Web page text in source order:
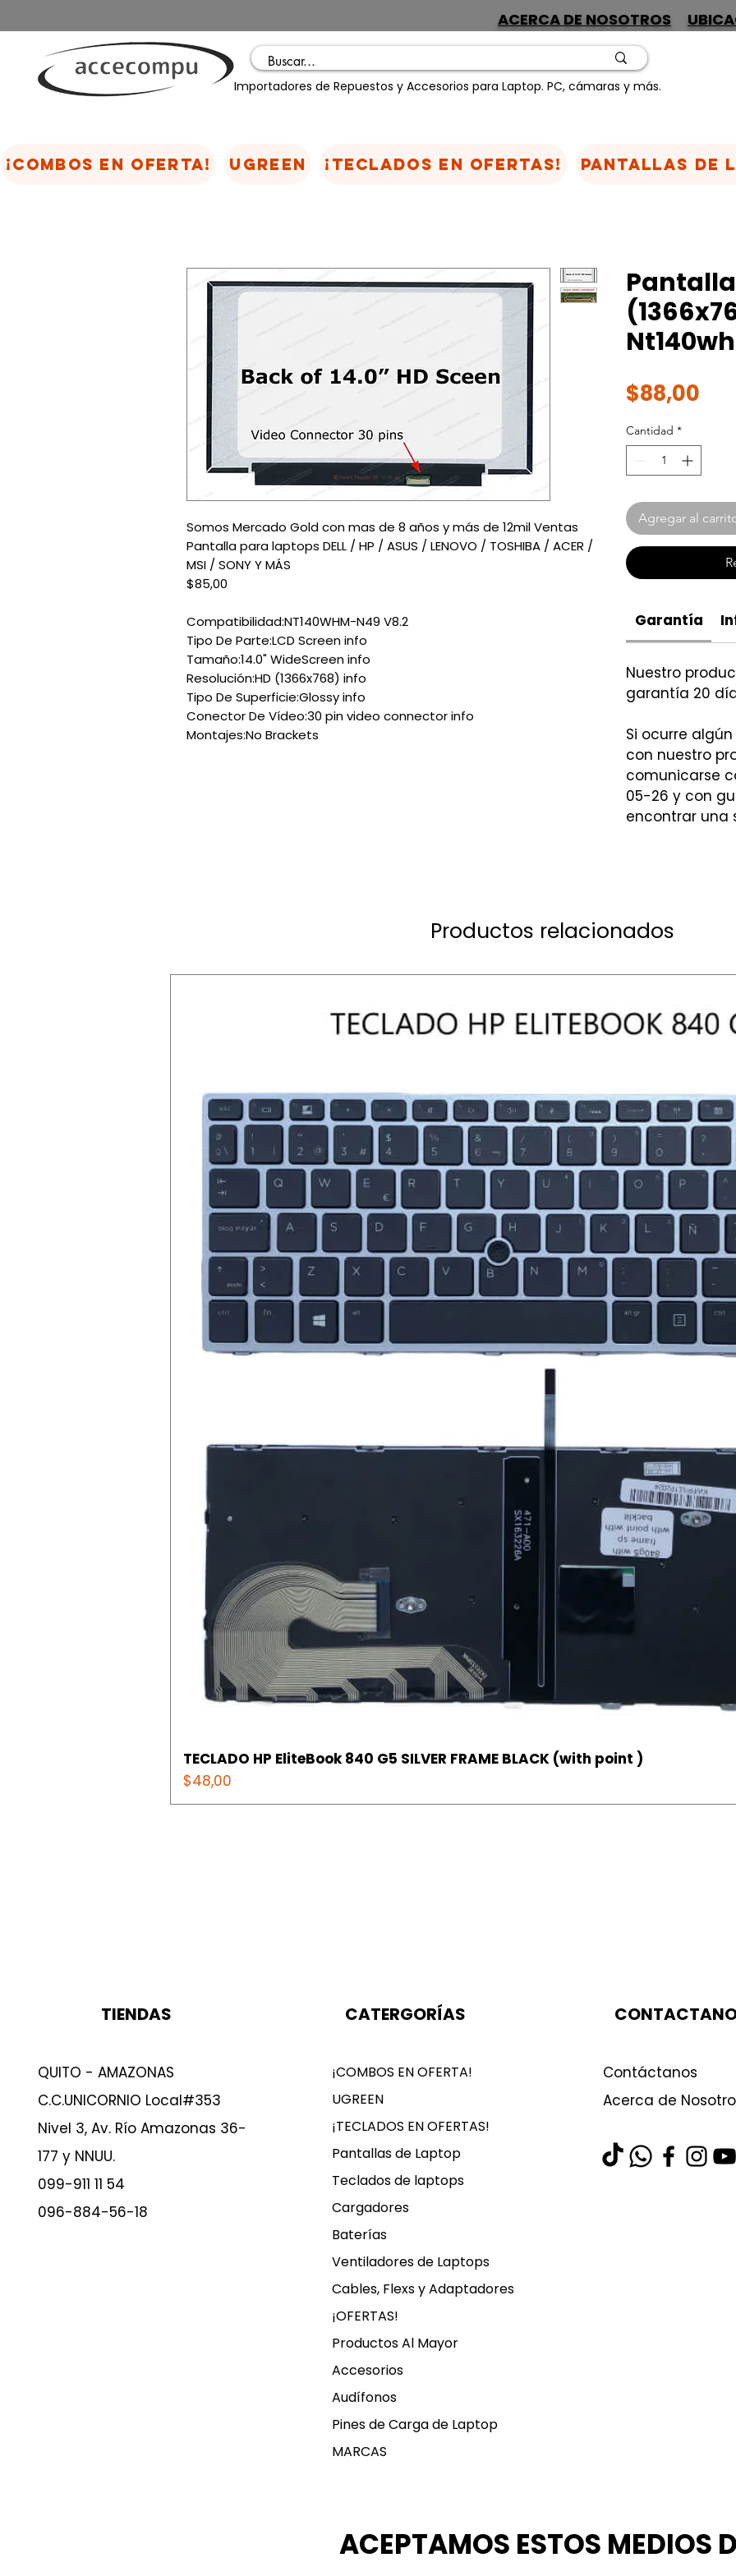
ACERCA DE NOSOTROS
Importadores de Repuestos y Accesorios para Laptop. PC, cámaras y más.
Somos Mercado Gold con mas de 8 años y más de 12mil Ventas
Pantalla para laptops DELL / HP / ASUS / LENOVO / TOSHIBA / ACER /
MSI / SONY Y MÁS
$85,00
Compatibilidad:NT140WHM-N49 V8.2
Tipo De Parte:LCD Screen info
Tamaño:14.0" WideScreen info
Resolución:HD (1366x768) info
Tipo De Superficie:Glossy info
Conector De Vídeo:30 pin video connector info
Montajes:No Brackets
Pantalla
$88,00
Cantidad *
Agregar al
Garantía
Nuestro
garantía 20
Si ocurre
con nuestro
comunicarse
05-26 y con
encontrar una
Productos relacionados
TECLADO HP EliteBook 840 G5 SILVER FRAME BLACK (with point )
Precio
$48,00
¡COMBOS EN OFERTA! UGREEN ¡TECLADOS EN OFERTAS! Pantallas de
TIENDAS
QUITO - AMAZONAS
C.C.UNICORNIO Local#353
Nivel 3, Av. Río Amazonas 36-
177 y NNUU.
099-911 11 54
096-884-56-18
CATERGORÍAS
¡COMBOS EN OFERTA!
UGREEN
¡TECLADOS EN OFERTAS!
Pantallas de Laptop
Teclados de laptops
Cargadores
Baterías
Ventiladores de Laptops
Cables, Flexs y Adaptadores
¡OFERTAS!
Productos Al Mayor
Accesorios
Audífonos
Pines de Carga de Laptop
MARCAS
Contáctanos
Acerca de
ACEPTAMOS ESTOS MEDIOS